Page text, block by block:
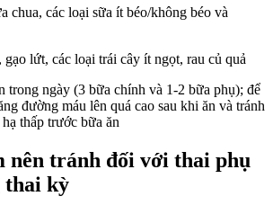
chua, các loại sữa ít béo/không béo và
gạo lứt, các loại trái cây ít ngọt, rau củ quả
trong ngày (3 bữa chính và 1-2 bữa phụ); để
đường máu lên quá cao sau khi ăn và tránh
thấp trước bữa ăn
nên tránh đối với thai phụ
thai kỳ